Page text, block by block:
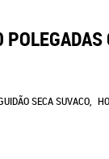
SECA SUVACO